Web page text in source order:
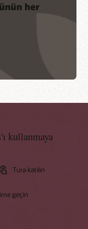
her
kullanmaya
Tura katılın
geçin